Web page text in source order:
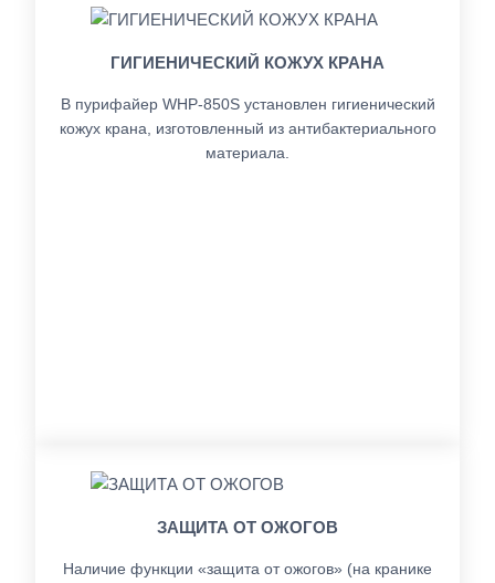
ГИГИЕНИЧЕСКИЙ КОЖУХ КРАНА
В пурифайер WHP-850S установлен гигиенический
кожух крана, изготовленный из антибактериального
материала.
ЗАЩИТА ОТ ОЖОГОВ
Наличие функции «защита от ожогов» (на кранике